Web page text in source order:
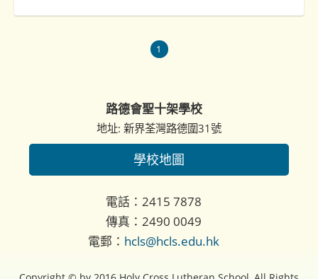
1
路德會聖十架學校
地址: 新界荃灣路德圍31號
學校地圖
電話：2415 7878
傳真：2490 0049
電郵： hcls@hcls.edu.hk